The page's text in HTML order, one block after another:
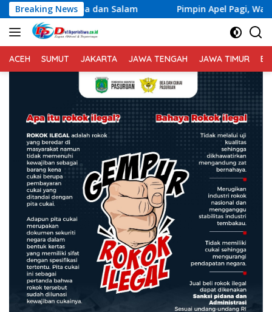
Langsung
ke
konten
Breaking News
dan Salam Pimpin Apel Pagi, Wakapolda Bali
ACEH SUMUT JAKARTA JAWA TENGAH JAWA TIMUR